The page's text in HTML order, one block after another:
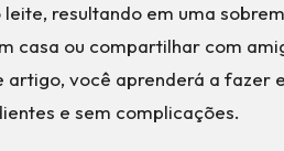
resultando em uma
casa ou compartilhar com
artigo, você aprenderá a fazer
e sem complicações.